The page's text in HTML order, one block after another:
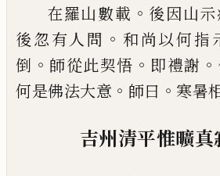
在羅山數載 。 後因山示
後忽有人問 。 和尚以何指
倒 。 師從此契悟 。 即禮謝 。
何是佛法大意 。 師曰 。 寒暑
吉州清平惟曠真